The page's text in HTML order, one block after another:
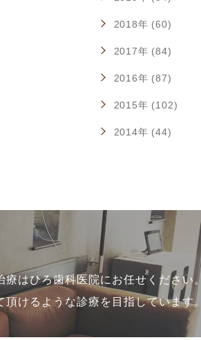
2018年 (60)
2017年 (84)
2016年 (87)
2015年 (102)
2014年 (44)
はひろ歯科医院にお任せください。
けるような診療を目指しています。